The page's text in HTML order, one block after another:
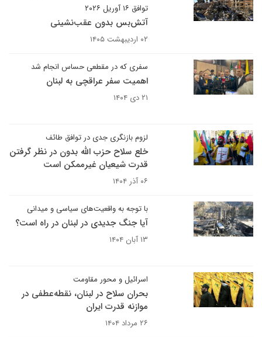
توافق ۱۶ آوریل ۲۰۲۶
آتش‌بس بدون عقب‌نشینی
۰۲ اردیبهشت ۱۴۰۵
سفری که در مقطعی حساس انجام شد
اهمیت سفر عراقچی به لبنان
۲۱ دی ۱۴۰۴
لزوم بازنگری جدی در توافق طائف
خلع سلاح حزب الله بدون در نظر گرفتن
قدرت شیعیان غیرممکن است
۰۶ آذر ۱۴۰۴
با توجه به واقعیت‌های سیاسی و میدانی
آیا جنگ جدیدی در لبنان در راه است؟
۱۳ آبان ۱۴۰۴
اسرائیل و محور مقاومت
بحران سلاح در لبنان، نقطه‌عطفی در
موازنه قدرت ایران
۲۶ مرداد ۱۴۰۴